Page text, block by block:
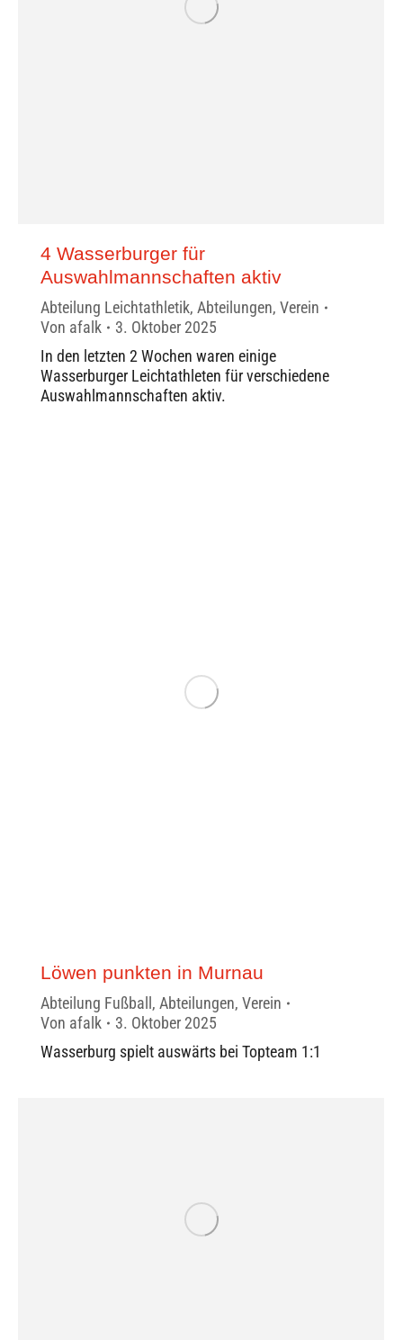
4 Wasserburger für
Auswahlmannschaften aktiv
Abteilung Leichtathletik, Abteilungen, Verein
Von afalk
3. Oktober 2025
In den letzten 2 Wochen waren einige
Wasserburger Leichtathleten für verschiedene
Auswahlmannschaften aktiv.
Löwen punkten in Murnau
Abteilung Fußball, Abteilungen, Verein
Von afalk
3. Oktober 2025
Wasserburg spielt auswärts bei Topteam 1:1